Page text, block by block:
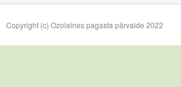
Copyright (c) Ozolaines pagasta pārvalde 2022